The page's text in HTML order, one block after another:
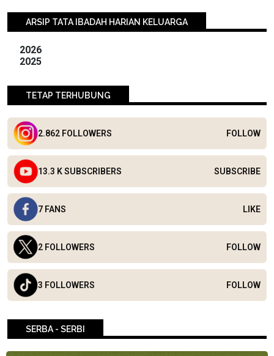
ARSIP TATA IBADAH HARIAN KELUARGA
2026
2025
TETAP TERHUBUNG
2.862 FOLLOWERS FOLLOW
13.3 K SUBSCRIBERS SUBSCRIBE
7 FANS LIKE
2 FOLLOWERS FOLLOW
3 FOLLOWERS FOLLOW
SERBA - SERBI